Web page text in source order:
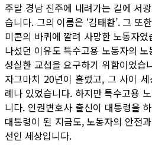
주말 경남 진주에 내려가는 길에 서
습니다. 그의 이름은 ‘김태환’. 그 또
미콘의 바퀴에 깔려 사망한 노동자
나섰던 이유도 특수고용 노동자의
성실한 교섭을 요구하기 위함이었습
자그마치 20년이 흘렀고, 그 사이
례나 있었습니다. 하지만 특수고용
니다. 인권변호사 출신이 대통령을
대통령이 된 지금도, 노동자의 안전
선인 세상입니다.